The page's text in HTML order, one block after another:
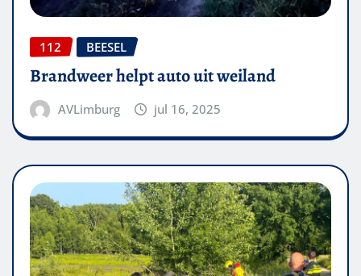
112 BEESEL
Brandweer helpt auto uit weiland
AVLimburg jul 16, 2025